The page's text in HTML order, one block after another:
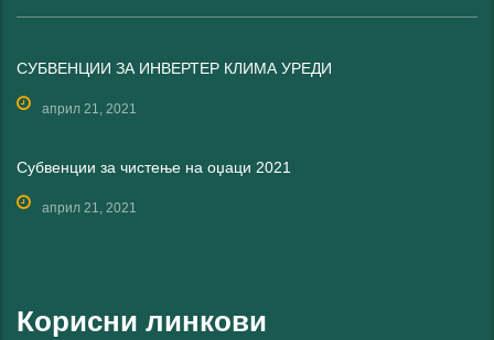
СУБВЕНЦИИ ЗА ИНВЕРТЕР КЛИМА УРЕДИ
април 21, 2021
Субвенции за чистење на оџаци 2021
април 21, 2021
Корисни линкови